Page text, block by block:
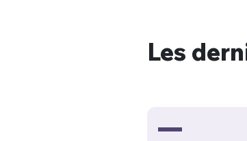
Les
PASSWORD
Que